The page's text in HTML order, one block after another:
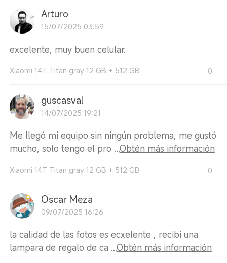
Arturo
15/07/2025 03:59
excelente, muy buen celular.
Xiaomi 14T Titan gray 12 GB + 512 GB 0
guscasval
14/07/2025 19:21
Me llegó mi equipo sin ningún problema, me gustó
mucho, solo tengo el pro ...Obtén más información
Xiaomi 14T Titan gray 12 GB + 512 GB 0
Oscar Meza
09/07/2025 16:26
la calidad de las fotos es ecxelente , recibi una
lampara de regalo de ca ...Obtén más información